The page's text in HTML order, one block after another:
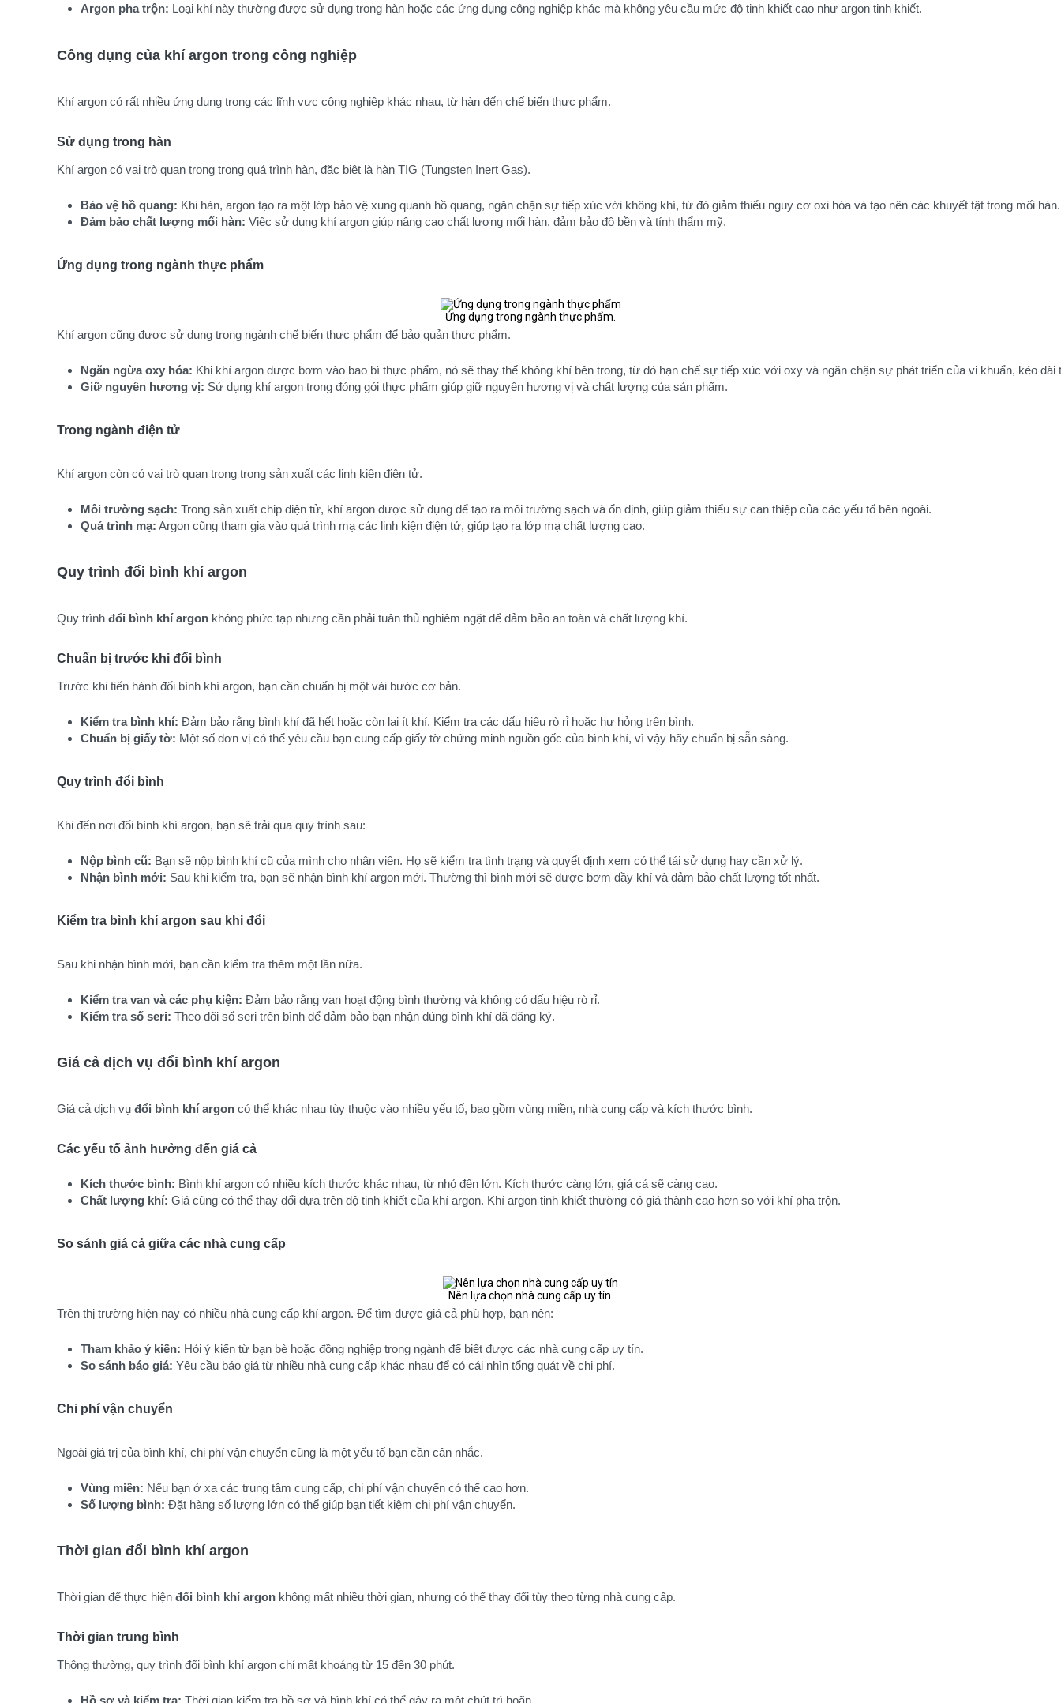
Argon pha trộn: Loại khí này thường được sử dụng trong hàn hoặc các ứng dụng công nghiệp khác mà không yêu cầu mức độ tinh khiết cao như argon tinh khiết.
Công dụng của khí argon trong công nghiệp
Khí argon có rất nhiều ứng dụng trong các lĩnh vực công nghiệp khác nhau, từ hàn đến chế biến thực phẩm.
Sử dụng trong hàn
Khí argon có vai trò quan trọng trong quá trình hàn, đặc biệt là hàn TIG (Tungsten Inert Gas).
Bảo vệ hồ quang: Khi hàn, argon tạo ra một lớp bảo vệ xung quanh hồ quang, ngăn chặn sự tiếp xúc với không khí, từ đó giảm thiểu nguy cơ oxi hóa và tạo nên các khuyết tật trong mối hàn.
Đảm bảo chất lượng mối hàn: Việc sử dụng khí argon giúp nâng cao chất lượng mối hàn, đảm bảo độ bền và tính thẩm mỹ.
Ứng dụng trong ngành thực phẩm
Ứng dụng trong ngành thực phẩm.
Khí argon cũng được sử dụng trong ngành chế biến thực phẩm để bảo quản thực phẩm.
Ngăn ngừa oxy hóa: Khi khí argon được bơm vào bao bì thực phẩm, nó sẽ thay thế không khí bên trong, từ đó hạn chế sự tiếp xúc với oxy và ngăn chặn sự phát triển của vi khuẩn, kéo dài
Giữ nguyên hương vị: Sử dụng khí argon trong đóng gói thực phẩm giúp giữ nguyên hương vị và chất lượng của sản phẩm.
Trong ngành điện tử
Khí argon còn có vai trò quan trọng trong sản xuất các linh kiện điện tử.
Môi trường sạch: Trong sản xuất chip điện tử, khí argon được sử dụng để tạo ra môi trường sạch và ổn định, giúp giảm thiểu sự can thiệp của các yếu tố bên ngoài.
Quá trình mạ: Argon cũng tham gia vào quá trình mạ các linh kiện điện tử, giúp tạo ra lớp mạ chất lượng cao.
Quy trình đổi bình khí argon
Quy trình đổi bình khí argon không phức tạp nhưng cần phải tuân thủ nghiêm ngặt để đảm bảo an toàn và chất lượng khí.
Chuẩn bị trước khi đổi bình
Trước khi tiến hành đổi bình khí argon, bạn cần chuẩn bị một vài bước cơ bản.
Kiểm tra bình khí: Đảm bảo rằng bình khí đã hết hoặc còn lại ít khí. Kiểm tra các dấu hiệu rò rỉ hoặc hư hỏng trên bình.
Chuẩn bị giấy tờ: Một số đơn vị có thể yêu cầu bạn cung cấp giấy tờ chứng minh nguồn gốc của bình khí, vì vậy hãy chuẩn bị sẵn sàng.
Quy trình đổi bình
Khi đến nơi đổi bình khí argon, bạn sẽ trải qua quy trình sau:
Nộp bình cũ: Bạn sẽ nộp bình khí cũ của mình cho nhân viên. Họ sẽ kiểm tra tình trạng và quyết định xem có thể tái sử dụng hay cần xử lý.
Nhận bình mới: Sau khi kiểm tra, bạn sẽ nhận bình khí argon mới. Thường thì bình mới sẽ được bơm đầy khí và đảm bảo chất lượng tốt nhất.
Kiểm tra bình khí argon sau khi đổi
Sau khi nhận bình mới, bạn cần kiểm tra thêm một lần nữa.
Kiểm tra van và các phụ kiện: Đảm bảo rằng van hoạt động bình thường và không có dấu hiệu rò rỉ.
Kiểm tra số seri: Theo dõi số seri trên bình để đảm bảo bạn nhận đúng bình khí đã đăng ký.
Giá cả dịch vụ đổi bình khí argon
Giá cả dịch vụ đổi bình khí argon có thể khác nhau tùy thuộc vào nhiều yếu tố, bao gồm vùng miền, nhà cung cấp và kích thước bình.
Các yếu tố ảnh hưởng đến giá cả
Kích thước bình: Bình khí argon có nhiều kích thước khác nhau, từ nhỏ đến lớn. Kích thước càng lớn, giá cả sẽ càng cao.
Chất lượng khí: Giá cũng có thể thay đổi dựa trên độ tinh khiết của khí argon. Khí argon tinh khiết thường có giá thành cao hơn so với khí pha trộn.
So sánh giá cả giữa các nhà cung cấp
Nên lựa chọn nhà cung cấp uy tín.
Trên thị trường hiện nay có nhiều nhà cung cấp khí argon. Để tìm được giá cả phù hợp, bạn nên:
Tham khảo ý kiến: Hỏi ý kiến từ bạn bè hoặc đồng nghiệp trong ngành để biết được các nhà cung cấp uy tín.
So sánh báo giá: Yêu cầu báo giá từ nhiều nhà cung cấp khác nhau để có cái nhìn tổng quát về chi phí.
Chi phí vận chuyển
Ngoài giá trị của bình khí, chi phí vận chuyển cũng là một yếu tố bạn cần cân nhắc.
Vùng miền: Nếu bạn ở xa các trung tâm cung cấp, chi phí vận chuyển có thể cao hơn.
Số lượng bình: Đặt hàng số lượng lớn có thể giúp bạn tiết kiệm chi phí vận chuyển.
Thời gian đổi bình khí argon
Thời gian để thực hiện đổi bình khí argon không mất nhiều thời gian, nhưng có thể thay đổi tùy theo từng nhà cung cấp.
Thời gian trung bình
Thông thường, quy trình đổi bình khí argon chỉ mất khoảng từ 15 đến 30 phút.